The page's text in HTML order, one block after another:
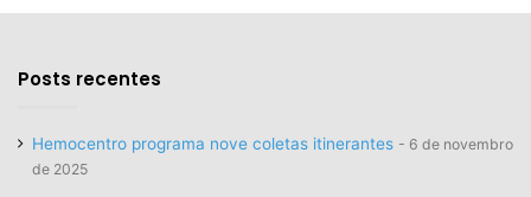
Posts recentes
Hemocentro programa nove coletas itinerantes
6 de novembro
de 2025